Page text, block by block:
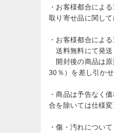
・お客様都合によ
取り寄せ品に関し
・お客様都合によ
送料無料にて発送
開封後の商品は原
30％）を差し引か
・商品は予告なく
合を除いては仕様
・傷・汚れについ